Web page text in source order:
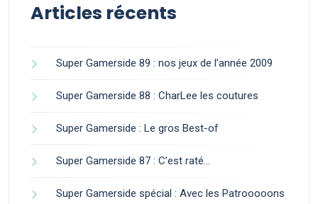
Articles récents
Super Gamerside 89 : nos jeux de l’année 2009
Super Gamerside 88 : CharLee les coutures
Super Gamerside : Le gros Best-of
Super Gamerside 87 : C’est raté…
Super Gamerside spécial : Avec les Patrooooons